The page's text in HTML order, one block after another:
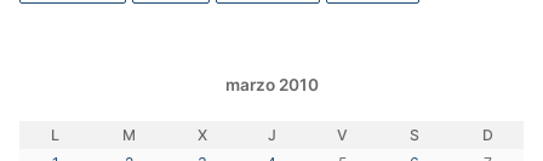
marzo 2010
L M X J V S
D